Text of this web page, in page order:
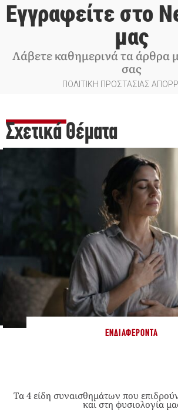
Εγγραφείτε στο
μας
Λάβετε καθημερινά τα άρθρα
σας
ΠΟΛΙΤΙΚΗ ΠΡΟΣΤΑΣΙΑΣ
Σχετικά Θέματα
ΕΝΔΙΑΦΈΡΟΝΤΑ
Τα 4 είδη συναισθημάτων που
και στη φυσιολογία